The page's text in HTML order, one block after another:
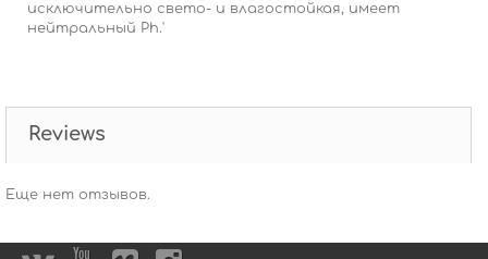
исключительно свето- и влагостойкая, имеет
нейтральный Ph.'
Reviews
Еще нет отзывов.